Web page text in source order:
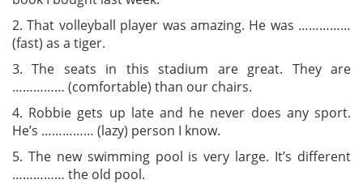
2. That volleyball player was amazing. He was ……………
(fast) as a tiger.
3. The seats in this stadium are great. They are
…………… (comfortable) than our chairs.
4. Robbie gets up late and he never does any sport.
He’s …………… (lazy) person I know.
5. The new swimming pool is very large. It’s different
…………… the old pool.